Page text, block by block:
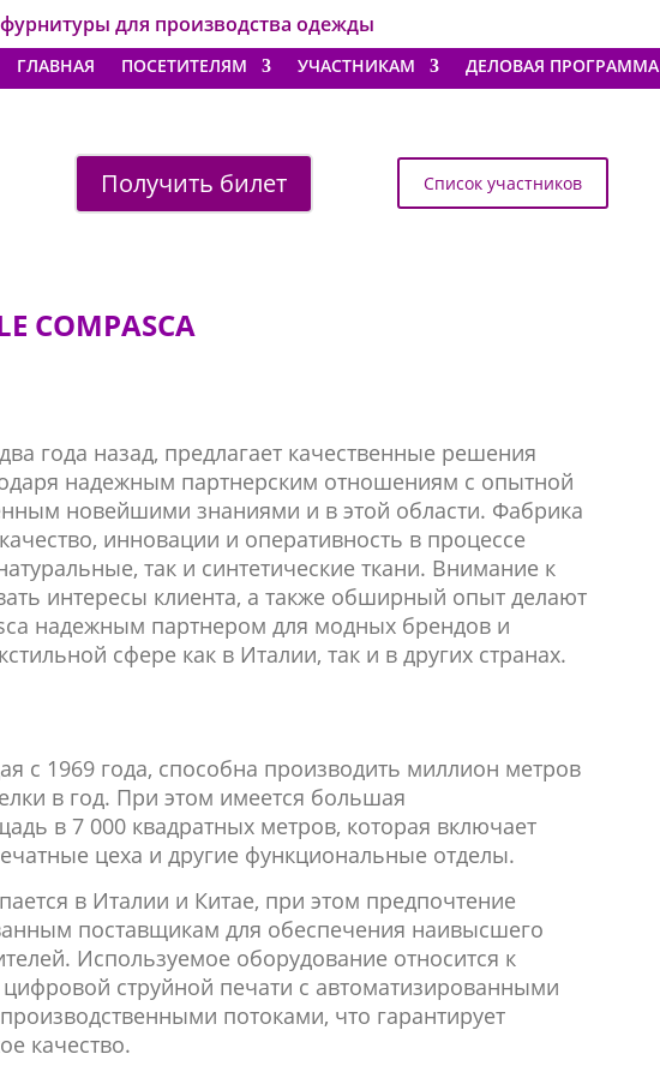
для производства одежды
ГЛАВНАЯ
ПОСЕТИТЕЛЯМ УЧАСТНИКАМ ДЕЛОВАЯ ПРОГРАММА
Получить билет Список участников
COMPASCA
года назад, предлагает качественные решения
надежным партнерским отношениям с опытной
новейшими знаниями и в этой области. Фабрика
инновации и оперативность в процессе
так и синтетические ткани. Внимание к
интересы клиента, а также обширный опыт делают
надежным партнером для модных брендов и
сфере как в Италии, так и в других странах.
с 1969 года, способна производить миллион метров
в год. При этом имеется большая
в 7 000 квадратных метров, которая включает
цеха и другие функциональные отделы.
в Италии и Китае, при этом предпочтение
поставщикам для обеспечения наивысшего
Используемое оборудование относится к
струйной печати с автоматизированными
потоками, что гарантирует
качество.